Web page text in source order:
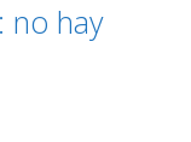
no hay